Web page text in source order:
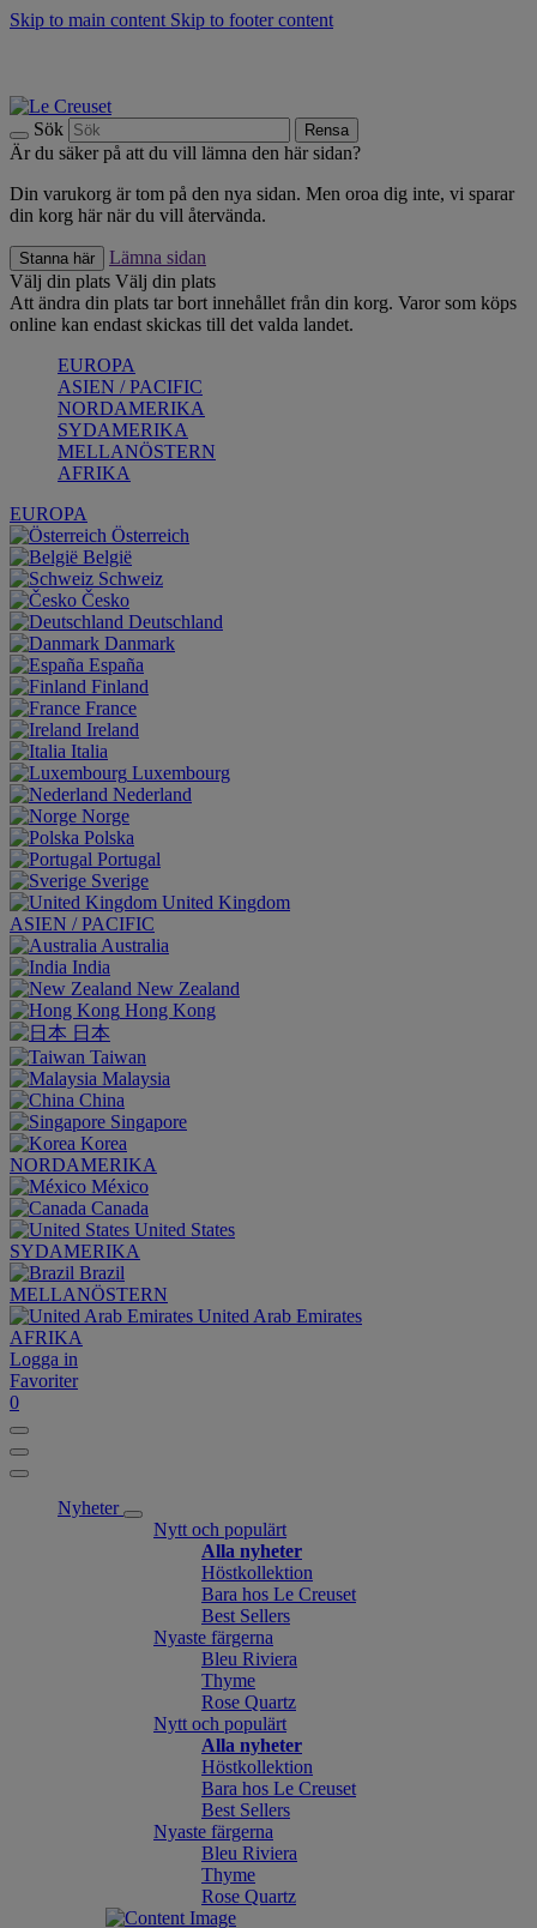
Skip to main content Skip to footer content
Sök Rensa
Är du säker på att du vill lämna den här sidan?
Din varukorg är tom på den nya sidan. Men oroa dig inte, vi sparar
din korg här när du vill återvända.
Stanna här
Lämna sidan
Välj din plats Välj din plats
Att ändra din plats tar bort innehållet från din korg. Varor som köps
online kan endast skickas till det valda landet.
EUROPA
ASIEN / PACIFIC
NORDAMERIKA
SYDAMERIKA
MELLANÖSTERN
AFRIKA
EUROPA
Österreich
België
Schweiz
Česko
Deutschland
Danmark
España
Finland
France
Ireland
Italia
Luxembourg
Nederland
Norge
Polska
Portugal
Sverige
United Kingdom
ASIEN / PACIFIC
Australia
India
New Zealand
Hong Kong
日本
Taiwan
Malaysia
China
Singapore
Korea
NORDAMERIKA
México
Canada
United States
SYDAMERIKA
Brazil
MELLANÖSTERN
United Arab Emirates
AFRIKA
Logga in
Favoriter
0
Nyheter
Nytt och populärt
Alla nyheter
Höstkollektion
Bara hos Le Creuset
Best Sellers
Nyaste färgerna
Bleu Riviera
Thyme
Rose Quartz
Nytt och populärt
Alla nyheter
Höstkollektion
Bara hos Le Creuset
Best Sellers
Nyaste färgerna
Bleu Riviera
Thyme
Rose Quartz